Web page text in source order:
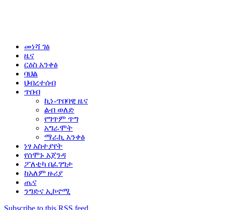
መነሻ ገፅ
ዜና
ርዕስ አንቀፅ
ባህል
ህብረተሰብ
ጥበብ
ኪነ-ጥበባዊ ዜና
ልብ ወለድ
የግጥም ጥግ
አግራሞት
ማራኪ አንቀፅ
ነፃ አስተያየት
የሰሞኑ አጀንዳ
ፖለቲካ በፈገግታ
ከአለም ዙሪያ
ጤና
ንግድና ኢኮኖሚ
Subscribe to this RSS feed